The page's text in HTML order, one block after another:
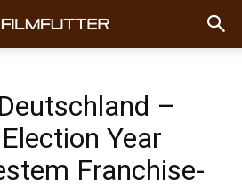
–
Year
Franchise-